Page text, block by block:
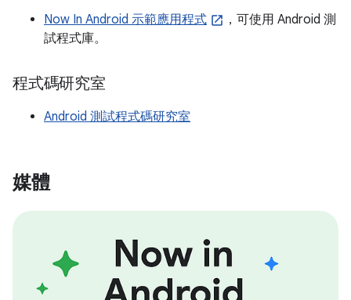
Now In Android 示範應用程式
，可使用 Android 測
試程式庫。
程式碼研究室
Android 測試程式碼研究室
媒體